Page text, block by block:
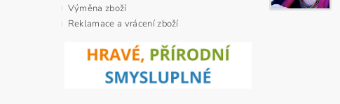
Výměna zboží
Reklamace a vrácení zboží